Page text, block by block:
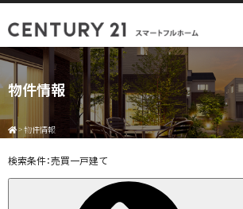
物件情報
>物件情報
検索条件：売買一戸建て